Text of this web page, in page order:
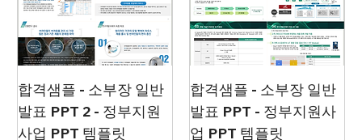
합격샘플 - 소부장 일반
발표 PPT 2 - 정부지원
사업 PPT 템플릿
합격샘플 - 소부장 일반
발표 PPT - 정부지원사
업 PPT 템플릿